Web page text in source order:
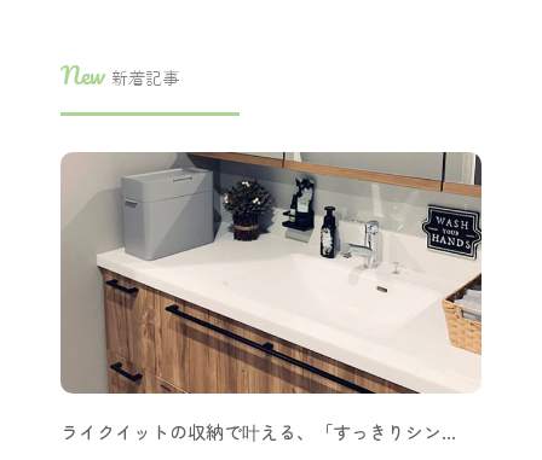
New 新着記事
ライクイットの収納で叶える、「すっきりシン…